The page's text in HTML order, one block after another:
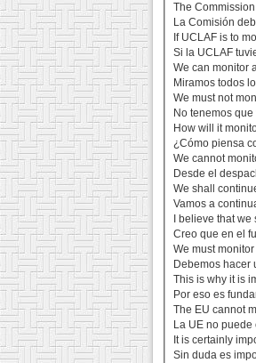
The
La Comisión
If UCLAF is to
Si la UCLAF
We can monitor
Miramos todos
We must not
No tenemos
How will it
¿Cómo piensa
We cannot
Desde el
We shall
Vamos a
I believe that
Creo que en el
We must
Debemos hacer
This is why it is
Por eso es
The EU cannot
La UE no
It is certainly
Sin duda es